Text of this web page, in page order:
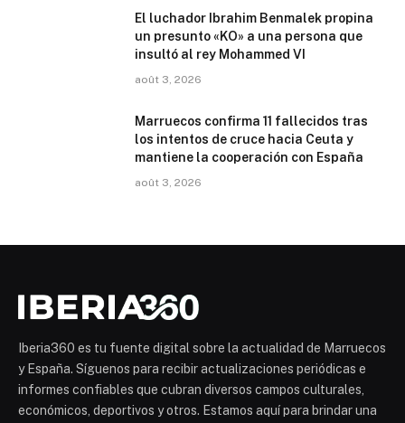
El luchador Ibrahim Benmalek propina
un presunto «KO» a una persona que
insultó al rey Mohammed VI
août 3, 2026
Marruecos confirma 11 fallecidos tras
los intentos de cruce hacia Ceuta y
mantiene la cooperación con España
août 3, 2026
Iberia360 es tu fuente digital sobre la actualidad de Marruecos
y España. Síguenos para recibir actualizaciones periódicas e
informes confiables que cubran diversos campos culturales,
económicos, deportivos y otros. Estamos aquí para brindar una